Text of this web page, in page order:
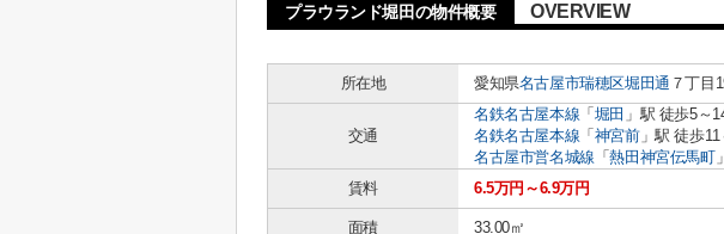
プラウランド堀田の物件概要 OVERVIEW
所在地
愛知県名古屋市瑞穂区堀田通 ７丁目
交通
名鉄名古屋本線 「 堀田 」駅 徒歩5～
名鉄名古屋本線 「 神宮前」駅 徒歩11
名古屋市営名城線 「熱田神宮伝馬町
賃料
6.5万円～6.9万円
面積 33.00㎡